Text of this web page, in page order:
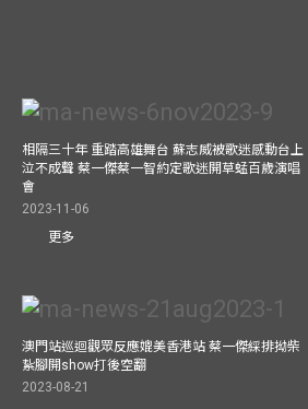
相隔三十年 重踏高雄舞台 蘇志威被歌迷感動台上
泣不成聲 蔡一傑蔡一智約定歌迷開草蜢百歲演唱
會
2023-11-06
更多
澳門站巡迴觀眾反應媲美香港站 蔡一傑綵排拗柴
紥腳開show打後空翻
2023-08-21